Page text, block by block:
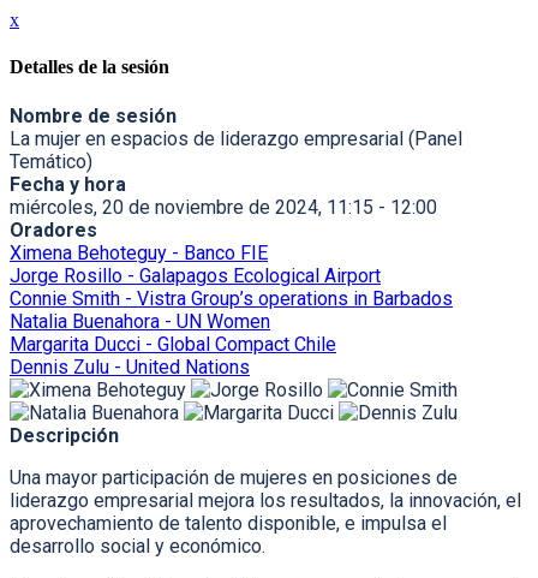
x
Detalles de la sesión
Nombre de sesión
La mujer en espacios de liderazgo empresarial (Panel
Temático)
Fecha y hora
miércoles, 20 de noviembre de 2024, 11:15 - 12:00
Oradores
Ximena Behoteguy - Banco FIE
Jorge Rosillo - Galapagos Ecological Airport
Connie Smith - Vistra Group’s operations in Barbados
Natalia Buenahora - UN Women
Margarita Ducci - Global Compact Chile
Dennis Zulu - United Nations
Descripción
Una mayor participación de mujeres en posiciones de
liderazgo empresarial mejora los resultados, la innovación, el
aprovechamiento de talento disponible, e impulsa el
desarrollo social y económico.